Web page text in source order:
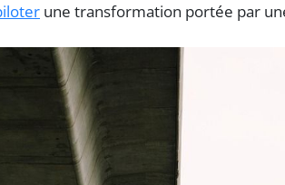
une transformation portée par